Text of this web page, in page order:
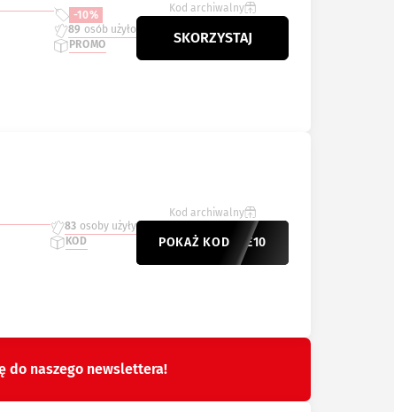
-10%
89 osób użyło
PROMO
Kod archiwalny
SKORZYSTAJ
83 osoby użyły
KOD
Kod archiwalny
POKAŻ KOD ICE10
do naszego newslettera!